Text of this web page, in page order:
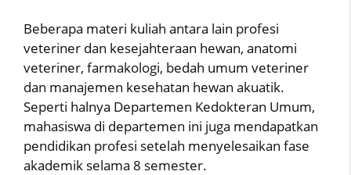
Beberapa materi kuliah antara lain profesi
veteriner dan kesejahteraan hewan, anatomi
veteriner, farmakologi, bedah umum veteriner
dan manajemen kesehatan hewan akuatik.
Seperti halnya Departemen Kedokteran Umum,
mahasiswa di departemen ini juga mendapatkan
pendidikan profesi setelah menyelesaikan fase
akademik selama 8 semester.